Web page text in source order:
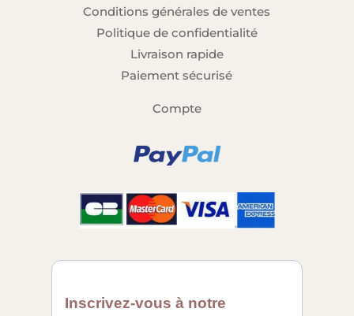
Conditions générales de ventes
Politique de confidentialité
Livraison rapide
Paiement sécurisé
Compte